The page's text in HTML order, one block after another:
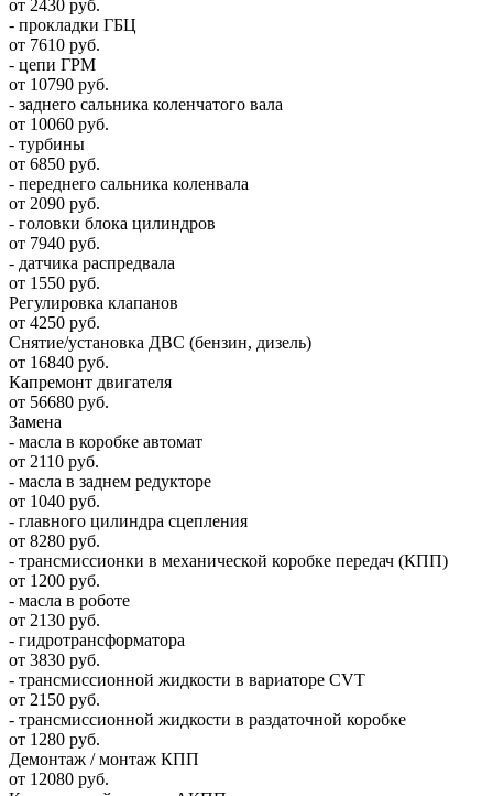
от 2430 руб.
- прокладки ГБЦ
от 7610 руб.
- цепи ГРМ
от 10790 руб.
- заднего сальника коленчатого вала
от 10060 руб.
- турбины
от 6850 руб.
- переднего сальника коленвала
от 2090 руб.
- головки блока цилиндров
от 7940 руб.
- датчика распредвала
от 1550 руб.
Регулировка клапанов
от 4250 руб.
Снятие/установка ДВС (бензин, дизель)
от 16840 руб.
Капремонт двигателя
от 56680 руб.
Замена
- масла в коробке автомат
от 2110 руб.
- масла в заднем редукторе
от 1040 руб.
- главного цилиндра сцепления
от 8280 руб.
- трансмиссионки в механической коробке передач (КПП)
от 1200 руб.
- масла в роботе
от 2130 руб.
- гидротрансформатора
от 3830 руб.
- трансмиссионной жидкости в вариаторе CVT
от 2150 руб.
- трансмиссионной жидкости в раздаточной коробке
от 1280 руб.
Демонтаж / монтаж КПП
от 12080 руб.